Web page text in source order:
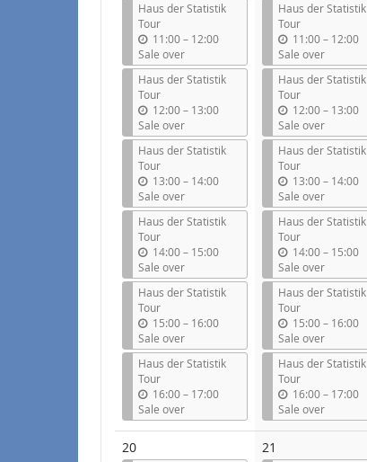
Haus der Statistik
Tour
11:00–u
t
i
12:00
Sale over
Haus der Statistik
Tour
12:00–u
t
i
13:00
Sale over
Haus der Statistik
Tour
13:00–u
t
i
14:00
Sale over
Haus der Statistik
Tour
14:00–u
t
i
15:00
Sale over
Haus der Statistik
Tour
15:00–u
t
i
16:00
Sale over
Haus der Statistik
Tour
16:00–u
t
17:00
Sale over
Haus der Statistik
Tour
11:00–u
t
i
12:00
Sale over
Haus der Statistik
Tour
12:00–u
t
i
13:00
Sale over
Haus der Statistik
Tour
13:00–u
t
i
14:00
Sale over
Haus der Statistik
Tour
14:00–u
t
i
15:00
Sale over
Haus der Statistik
Tour
15:00–u
t
i
16:00
Sale over
Haus der Statistik
Tour
16:00–u
t
17:00
Sale over
20 21